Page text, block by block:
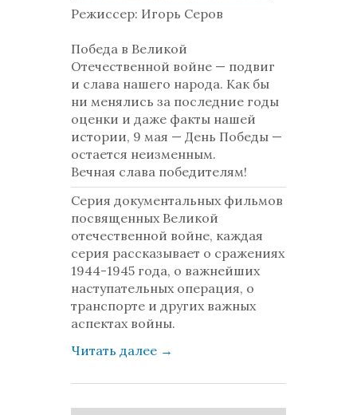
Режиссер: Игорь Серов
Победа в Великой
Отечественной войне — подвиг
и слава нашего народа. Как бы
ни менялись за последние годы
оценки и даже факты нашей
истории, 9 мая — День Победы —
остается неизменным.
Вечная слава победителям!
Серия документальных фильмов
посвященных Великой
отечественной войне, каждая
серия рассказывает о сражениях
1944-1945 года, о важнейших
наступательных операция, о
транспорте и других важных
аспектах войны.
Читать далее →